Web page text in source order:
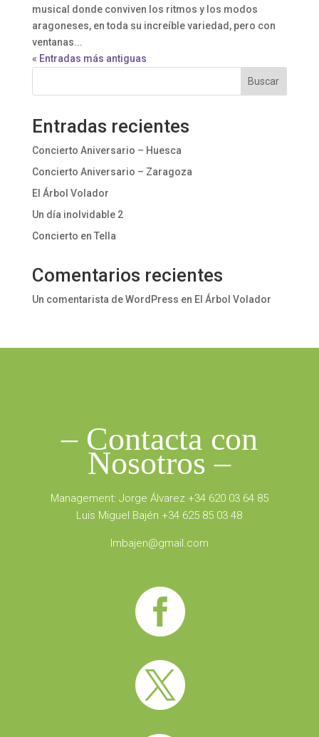
musical donde conviven los ritmos y los modos
aragoneses, en toda su increíble variedad, pero con
ventanas...
« Entradas más antiguas
Buscar
Entradas recientes
Concierto Aniversario – Huesca
Concierto Aniversario – Zaragoza
El Árbol Volador
Un día inolvidable 2
Concierto en Tella
Comentarios recientes
Un comentarista de WordPress en El Árbol Volador
– Contacta con
Nosotros –
Management: Jorge Álvarez +34 620 03 64 85
Luis Miguel Bajén +34 625 85 03 48
lmbajen@gmail.com

